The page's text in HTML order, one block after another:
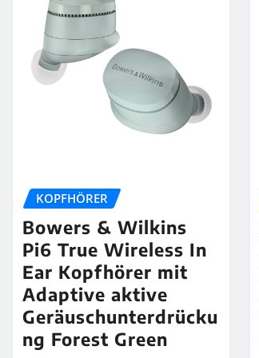
KOPFHÖRER
Bowers & Wilkins
Pi6 True Wireless In
Ear Kopfhörer mit
Adaptive aktive
Geräuschunterdrücku
ng Forest Green